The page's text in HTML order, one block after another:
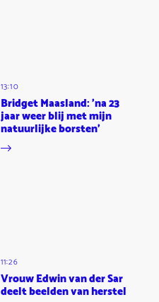
13:10
Bridget Maasland: 'na 23
jaar weer blij met mijn
natuurlijke borsten'
11:26
Vrouw Edwin van der Sar
deelt beelden van herstel